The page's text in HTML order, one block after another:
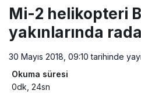
Mi-2 helikopteri
yakınlarında
30 Mayıs 2018, 09:10 tarihinde
Okuma süresi
0dk, 24sn